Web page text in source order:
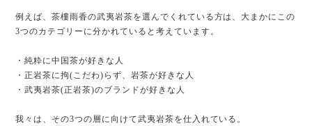
例えば、茶樓雨香の武夷岩茶を選んでくれている方は、大まかにこの
3つのカテゴリーに分かれていると考えています。
・純粋に中国茶が好きな人
・正岩茶に拘(こだわ)らず、岩茶が好きな人
・武夷岩茶(正岩茶)のブランドが好きな人
我々は、その3つの層に向けて武夷岩茶を仕入れている。